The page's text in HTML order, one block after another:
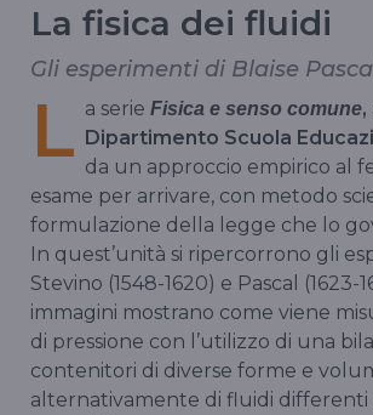
La fisica dei fluidi
Gli esperimenti di Blaise
L a serie Fisica e senso comune,
Dipartimento Scuola
da un approccio empirico al
esame per arrivare, con metodo
formulazione della legge che lo
In quest’unità si ripercorrono gli
Stevino (1548-1620) e Pascal (1623-
immagini mostrano come viene
di pressione con l’utilizzo di una
contenitori di diverse forme e
alternativamente di fluidi differenti